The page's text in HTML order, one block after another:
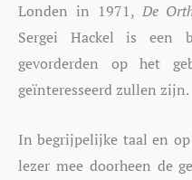
Londen in 1971, De
Sergei Hackel is een
gevorderden op het
geïnteresseerd zullen zijn.
In begrijpelijke taal en
lezer mee doorheen de